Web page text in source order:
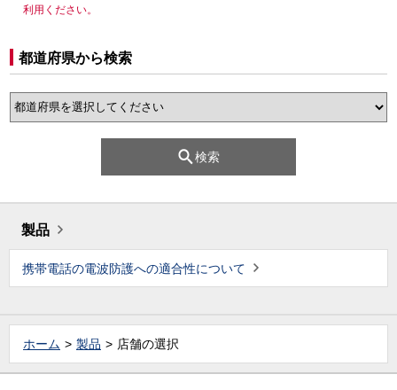
利用ください。
都道府県から検索
検索
製品
携帯電話の電波防護への適合性について
ホーム 製品 店舗の選択